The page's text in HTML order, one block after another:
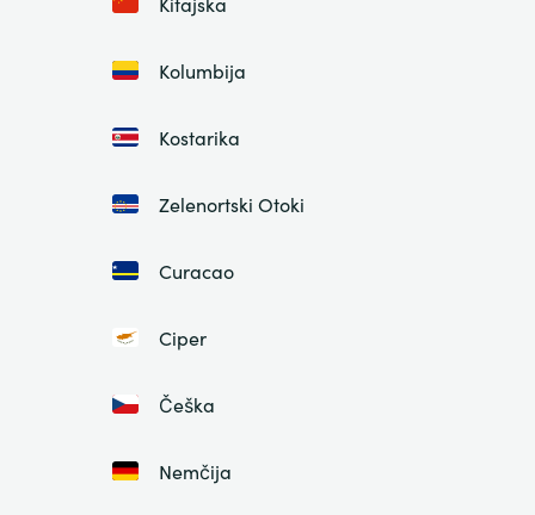
Kolumbija
Kostarika
Zelenortski Otoki
Curacao
Ciper
Češka
Nemčija